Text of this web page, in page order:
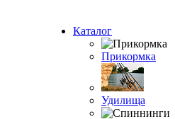
Каталог
Прикормка
Удилища